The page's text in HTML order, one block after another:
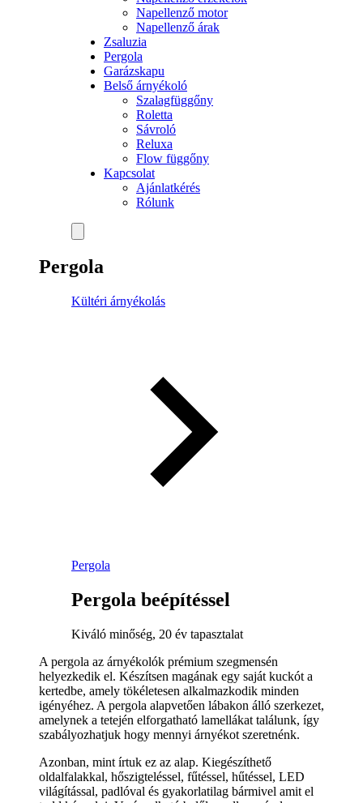
Napellenző motor
Napellenző árak
Zsaluzia
Pergola
Garázskapu
Belső árnyékoló
Szalagfüggőny
Roletta
Sávroló
Reluxa
Flow függőny
Kapcsolat
Ajánlatkérés
Rólunk
Pergola
Kültéri árnyékolás
Pergola
Pergola beépítéssel
Kiváló minőség, 20 év tapasztalat
A pergola az árnyékolók prémium szegmensén
helyezkedik el. Készítsen magának egy saját kuckót a
kertedbe, amely tökéletesen alkalmazkodik minden
igényéhez. A pergola alapvetően lábakon álló szerkezet,
amelynek a tetején elforgatható lamellákat találunk, így
szabályozhatjuk hogy mennyi árnyékot szeretnénk.
Azonban, mint írtuk ez az alap. Kiegészíthető
oldalfalakkal, hőszigteléssel, fűtéssel, hűtéssel, LED
világítással, padlóval és gyakorlatilag bármivel amit el